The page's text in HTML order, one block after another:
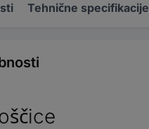
Tehnične specifikacije